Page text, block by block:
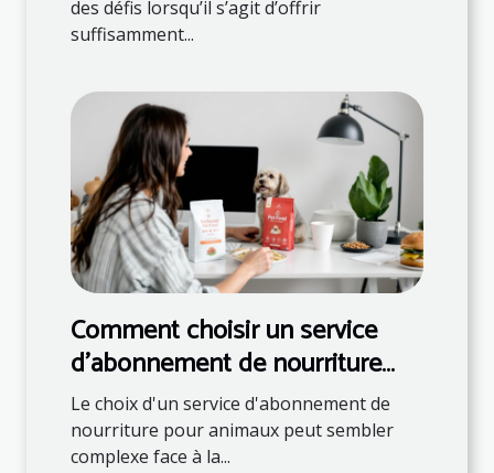
des défis lorsqu’il s’agit d’offrir
suffisamment...
Comment choisir un service
d'abonnement de nourriture
pour animaux ?
Le choix d'un service d'abonnement de
nourriture pour animaux peut sembler
complexe face à la...